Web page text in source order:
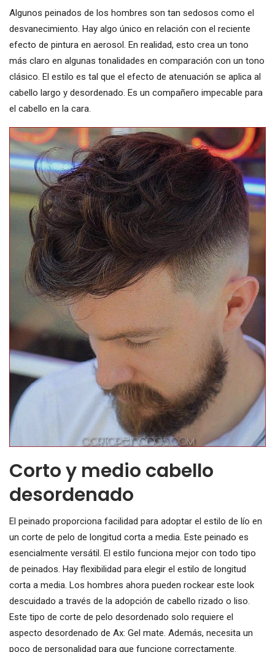
Algunos peinados de los hombres son tan sedosos como el
desvanecimiento. Hay algo único en relación con el reciente
efecto de pintura en aerosol. En realidad, esto crea un tono
más claro en algunas tonalidades en comparación con un tono
clásico. El estilo es tal que el efecto de atenuación se aplica al
cabello largo y desordenado. Es un compañero impecable para
el cabello en la cara.
Corto y medio cabello
desordenado
El peinado proporciona facilidad para adoptar el estilo de lío en
un corte de pelo de longitud corta a media. Este peinado es
esencialmente versátil. El estilo funciona mejor con todo tipo
de peinados. Hay flexibilidad para elegir el estilo de longitud
corta a media. Los hombres ahora pueden rockear este look
descuidado a través de la adopción de cabello rizado o liso.
Este tipo de corte de pelo desordenado solo requiere el
aspecto desordenado de Ax: Gel mate. Además, necesita un
poco de personalidad para que funcione correctamente.